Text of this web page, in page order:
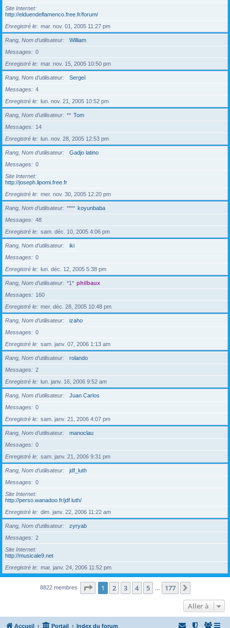
Site Internet
http://elduendeflamenco.free.fr/forum/
Enregistré le
mar. nov. 01, 2005 11:27 pm
Rang, Nom d’utilisateur
William
Messages
0
Enregistré le
mar. nov. 15, 2005 10:50 pm
Rang, Nom d’utilisateur
Sergeï
Messages
4
Enregistré le
lun. nov. 21, 2005 10:52 pm
Rang, Nom d’utilisateur ** Tom
Messages
14
Enregistré le
lun. nov. 28, 2005 12:53 pm
Rang, Nom d’utilisateur
Gadjo latino
Messages
0
Site Internet
http://joseph.lipomi.free.fr
Enregistré le
mer. nov. 30, 2005 12:20 pm
Rang, Nom d’utilisateur **** koyunbaba
Messages
48
Enregistré le
sam. déc. 10, 2005 4:06 pm
Rang, Nom d’utilisateur
iki
Messages
0
Enregistré le
lun. déc. 12, 2005 5:38 pm
Rang, Nom d’utilisateur *1* philbaux
Messages
160
Enregistré le
mer. déc. 28, 2005 10:48 pm
Rang, Nom d’utilisateur
izaho
Messages
0
Enregistré le
sam. janv. 07, 2006 1:13 am
Rang, Nom d’utilisateur
rolando
Messages
2
Enregistré le
lun. janv. 16, 2006 9:52 am
Rang, Nom d’utilisateur
Juan Carlos
Messages
0
Enregistré le
sam. janv. 21, 2006 4:07 pm
Rang, Nom d’utilisateur
manoclau
Messages
0
Enregistré le
sam. janv. 21, 2006 9:31 pm
Rang, Nom d’utilisateur
jdf_luth
Messages
0
Site Internet
http://perso.wanadoo.fr/jdf.luth/
Enregistré le
dim. janv. 22, 2006 11:22 am
Rang, Nom d’utilisateur
zyryab
Messages
2
Site Internet
http://musicale9.net
Enregistré le
mar. janv. 24, 2006 11:52 pm
8822 membres Page 1sur177
1 2 3 4 5 177
Aller à
Accueil Portail Index du forum